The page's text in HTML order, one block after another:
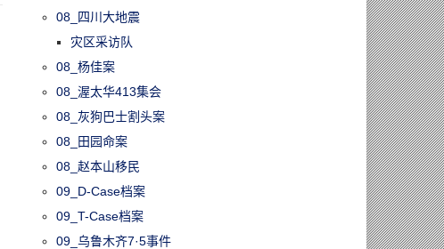
08_四川大地震
灾区采访队
08_杨佳案
08_渥太华413集会
08_灰狗巴士割头案
08_田园命案
08_赵本山移民
09_D-Case档案
09_T-Case档案
09_乌鲁木齐7·5事件